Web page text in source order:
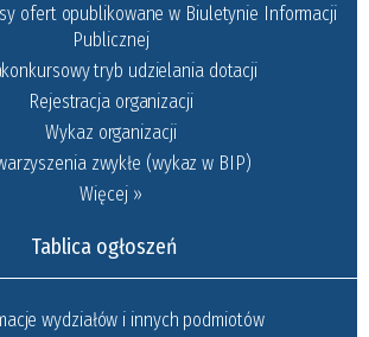
ofert opublikowane w Biuletynie Informacji
Publicznej
tryb udzielania dotacji
Rejestracja organizacji
Wykaz organizacji
zwykłe (wykaz w BIP)
Więcej »
Tablica ogłoszeń
wydziałów i innych podmiotów